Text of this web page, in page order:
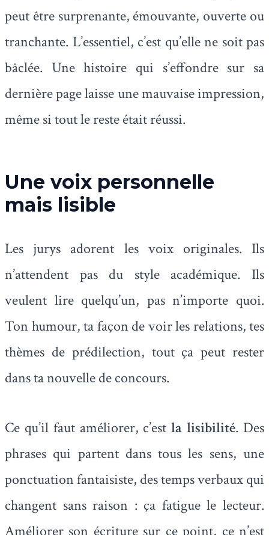
peut être surprenante, émouvante, ouverte ou
tranchante. L’essentiel, c’est qu’elle ne soit pas
bâclée. Une histoire qui s’effondre sur sa
dernière page laisse une mauvaise impression,
même si tout le reste était réussi.
Une voix personnelle
mais lisible
Les jurys adorent les voix originales. Ils
n’attendent pas du style académique. Ils
veulent lire quelqu’un, pas n’importe quoi.
Ton humour, ta façon de voir les relations, tes
thèmes de prédilection, tout ça peut rester
dans ta nouvelle de concours.
Ce qu’il faut améliorer, c’estla lisibilité. Des
phrases qui partent dans tous les sens, une
ponctuation fantaisiste, des temps verbaux qui
changent sans raison : ça fatigue le lecteur.
Améliorer son écriture sur ce point, ce n’est